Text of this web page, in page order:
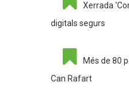
Xerrada
digitals segurs
Més de 80
Can Rafart